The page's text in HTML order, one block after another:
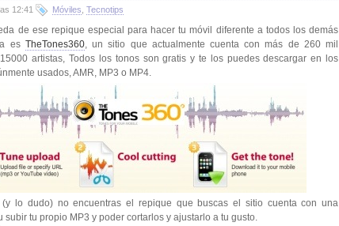
12:41 Móviles Tecnotips
de ese repique especial para hacer tu móvil diferente a todos los demás
es TheTones360, un sitio que actualmente cuenta con más de 260 mil
artistas, Todos los tonos son gratis y te los puedes descargar en los
usados, AMR, MP3 o MP4.
lo dudo) no encuentras el repique que buscas el sitio cuenta con una
subir tu propio MP3 y poder cortarlos y ajustarlo a tu gusto.